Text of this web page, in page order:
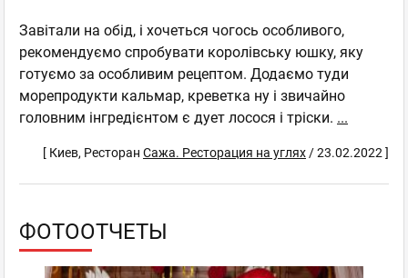
Завітали на обід, і хочеться чогось особливого,
рекомендуємо спробувати королівську юшку, яку
готуємо за особливим рецептом. Додаємо туди
морепродукти кальмар, креветка ну і звичайно
головним інгредієнтом є дует лосося і тріски. ...
[ Киев, Ресторан Сажа. Ресторация на углях/ 23.02.2022 ]
ФОТООТЧЕТЫ